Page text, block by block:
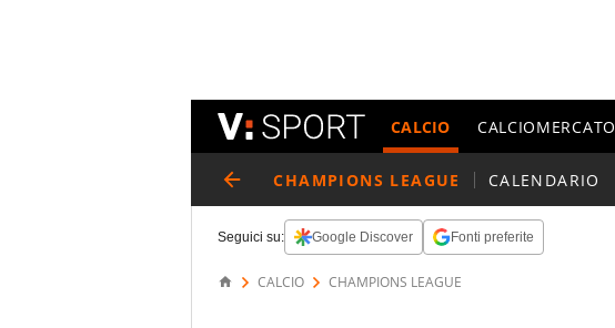
CALCIO CALCIOMERCATO
CHAMPIONS LEAGUE CALENDARIO
Seguici su: Google Discover Fonti preferite
CALCIO CHAMPIONS LEAGUE